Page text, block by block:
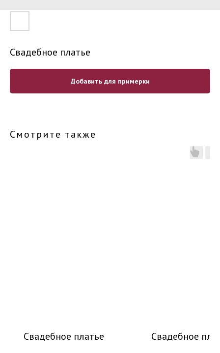
Свадебное платье
Добавить для примерки
Смотрите также
Свадебное платье Свадебное